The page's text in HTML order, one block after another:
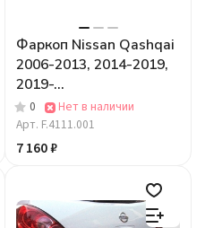
Фаркоп Nissan Qashqai
2006-2013, 2014-2019,
2019-...
0
Нет в наличии
Арт. F.4111.001
7 160 ₽